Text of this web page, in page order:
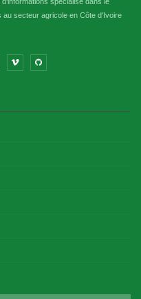
au secteur agricole en Côte d'Ivoire